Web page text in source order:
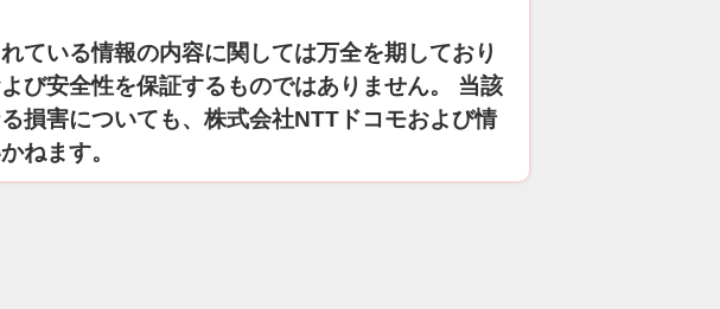
ている情報の内容に関しては万全を期しており
び安全性を保証するものではありません。 当該
損害についても、株式会社NTTドコモおよび情
ねます。